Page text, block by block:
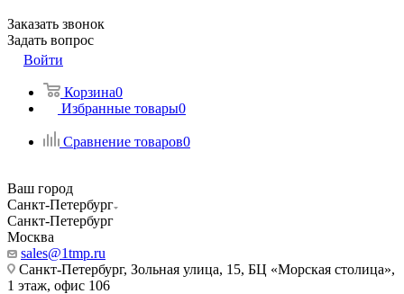
Заказать звонок
Задать вопрос
Войти
Корзина0
Избранные товары0
Сравнение товаров0
Ваш город
Санкт-Петербург
Санкт-Петербург
Москва
sales@1tmp.ru
Санкт-Петербург, Зольная улица, 15, БЦ «Морская столица»,
1 этаж, офис 106